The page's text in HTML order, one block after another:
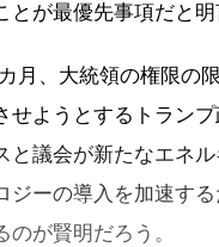
とが最優先事項だと明
月、大統領の権限の
せようとするトラン
と議会が新たなエネ
ジーの導入を加速す
のが賢明だろう。